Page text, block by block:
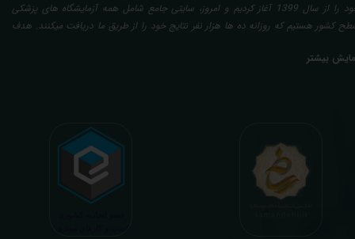
خود را از سال 1399 آغاز کردیم و امروز، سایتی جامع شامل همه آزمایشگاه های پزشکی
کشور هستیم که روزانه ده ها هزار نفر نتایج خود را از طریق ما دریافت میکنند. هدف
با تایید و مهر پزشک متخصص) میباشد. رسالت ما در تفسیر، استخراج حداکثر
بیمه ها، افزایش تمایل افراد به انجام آزمایش (با دریافت اطلاعاتی دقیقتر، کاربردی، قابل
و شخصی سازی شده) میگردد. تا درنهایت به جامعه ای سالم تر برای تبدیل شدن به
پیشرفته (دیر و زود داره سوخت و سوز نداره...) برسیم. قابل ذکر است که جواب
آنلاین به نتایج هیچ یک از کاربران بصورت مستقیم دسترسی ندارد و موارد تفسیر نیز
با درخواست و ارسال خود کاربر انجام میگیرد و ما تابع اصول اخلاق پزشکی و حرفه ای
بیشتر